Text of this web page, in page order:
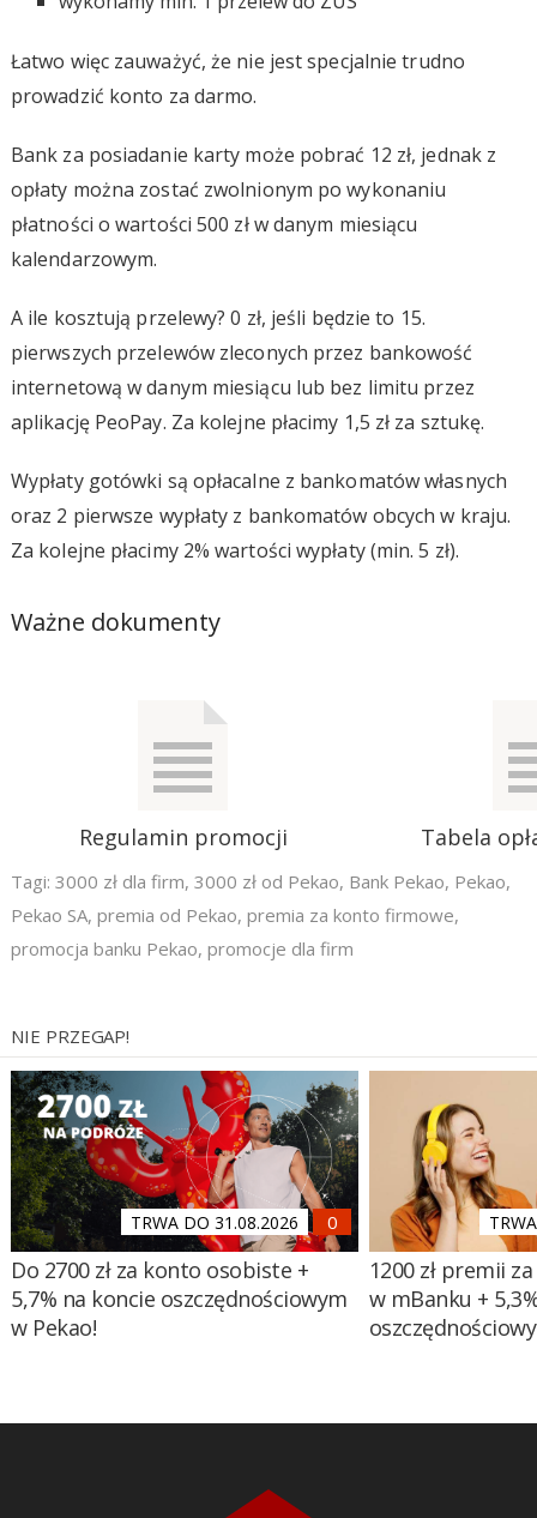
Łatwo więc zauważyć, że nie jest specjalnie trudno
prowadzić konto za darmo.
Bank za posiadanie karty może pobrać 12 zł, jednak z
opłaty można zostać zwolnionym po wykonaniu
płatności o wartości 500 zł w danym miesiącu
kalendarzowym.
A ile kosztują przelewy? 0 zł, jeśli będzie to 15.
pierwszych przelewów zleconych przez bankowość
internetową w danym miesiącu lub bez limitu przez
aplikację PeoPay. Za kolejne płacimy 1,5 zł za sztukę.
Wypłaty gotówki są opłacalne z bankomatów własnych
oraz 2 pierwsze wypłaty z bankomatów obcych w kraju.
Za kolejne płacimy 2% wartości wypłaty (min. 5 zł).
Ważne dokumenty
Regulamin promocji Tabela
Tagi: 3000 zł dla firm, 3000 zł od Pekao, Bank Pekao, Pekao,
Pekao SA, premia od Pekao, premia za konto firmowe,
promocja banku Pekao, promocje dla firm
NIE PRZEGAP!
TRWA DO 31.08.2026
Do 2700 zł za konto osobiste +
5,7% na koncie oszczędnościowym
w Pekao!
1200 zł premii
w mBanku +